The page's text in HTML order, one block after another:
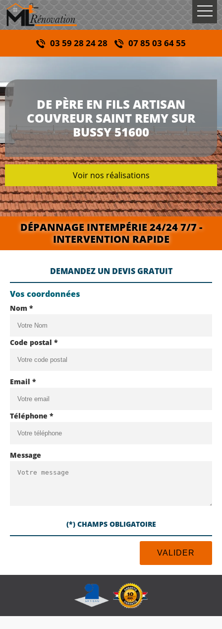
03 59 28 24 28 07 85 03 64 55
DE PÈRE EN FILS ARTISAN
COUVREUR SAINT REMY SUR
BUSSY 51600
Voir nos réalisations
DÉPANNAGE INTEMPÉRIE 24/24 7/7 -
INTERVENTION RAPIDE
DEMANDEZ UN DEVIS GRATUIT
Vos coordonnées
Nom *
Code postal *
Email *
Téléphone *
Message
(*) CHAMPS OBLIGATOIRE